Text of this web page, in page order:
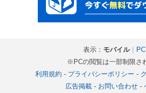
表示： モバイル｜ PC
※PCの閲覧は一部制限さ
利用規約 - プライバシーポリシー -
広告掲載- お問い合わせ-